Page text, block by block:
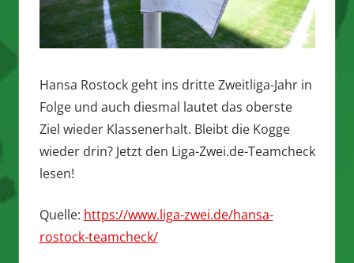
Hansa Rostock geht ins dritte Zweitliga-Jahr in
Folge und auch diesmal lautet das oberste
Ziel wieder Klassenerhalt. Bleibt die Kogge
wieder drin? Jetzt den Liga-Zwei.de-Teamcheck
lesen!
Quelle: https://www.liga-zwei.de/hansa-
rostock-teamcheck/